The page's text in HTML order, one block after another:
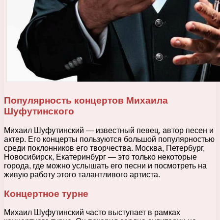
Популярность концертов Михаила
Шуфутинского
Михаил Шуфутинский — известный певец, автор песен и
актер. Его концерты пользуются большой популярностью
среди поклонников его творчества. Москва, Петербург,
Новосибирск, Екатеринбург — это только некоторые
города, где можно услышать его песни и посмотреть на
живую работу этого талантливого артиста.
Концертное турне
Михаил Шуфутинский часто выступает в рамках